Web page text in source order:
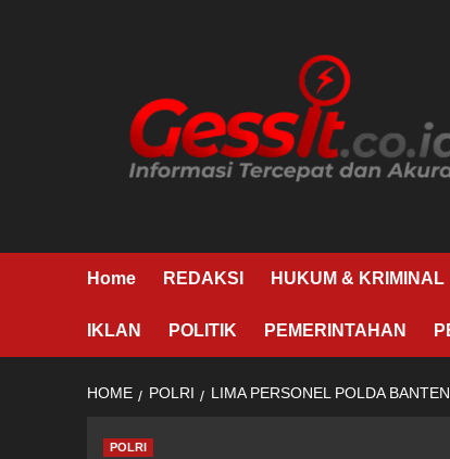
Home REDAKSI HUKUM & KRIMINAL
IKLAN POLITIK PEMERINTAHAN
HOME POLRI LIMA PERSONEL POLDA
POLRI